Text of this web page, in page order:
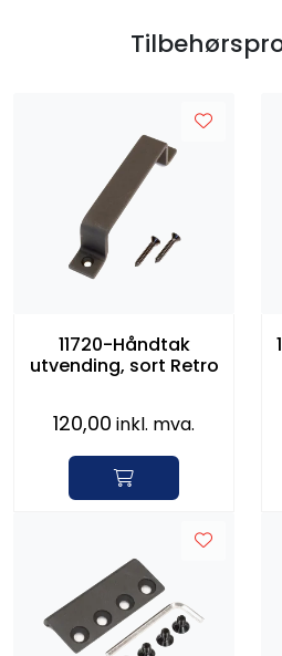
11720-Håndtak
utvending, sort Retro
120,00 inkl. mva.